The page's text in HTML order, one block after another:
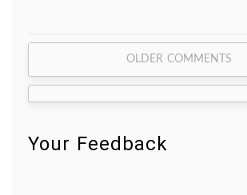
Comment
navigation
OLDER COMMENTS
Your Feedback